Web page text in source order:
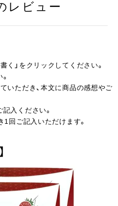
レビュー
く」をクリックしてください。
いただき、本文に商品の感想やご
入ください。
回ご記入いただけます。